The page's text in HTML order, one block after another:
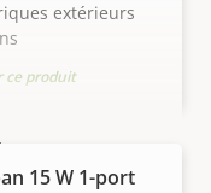
extérieurs
ce produit
15 W 1-port